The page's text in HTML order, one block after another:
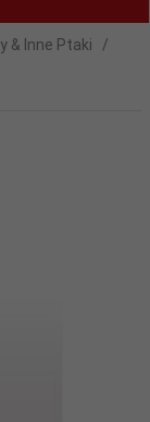
& Inne Ptaki